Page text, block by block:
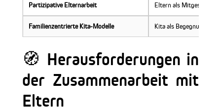
Partizipative Elternarbeit Eltern als
Familienzentrierte Kita-Modelle Kita als
🧭 Herausforderungen in
der Zusammenarbeit mit
Eltern